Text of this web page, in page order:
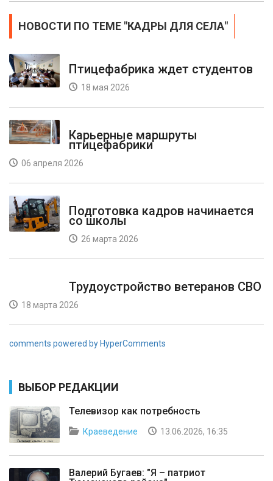
НОВОСТИ ПО ТЕМЕ "КАДРЫ ДЛЯ СЕЛА"
Птицефабрика ждет студентов
18 мая 2026
Карьерные маршруты
птицефабрики
06 апреля 2026
Подготовка кадров начинается
со школы
26 марта 2026
Трудоустройство ветеранов СВО
18 марта 2026
comments powered by HyperComments
ВЫБОР РЕДАКЦИИ
Телевизор как потребность
Краеведение 13.06.2026, 16:35
Валерий Бугаев: "Я – патриот